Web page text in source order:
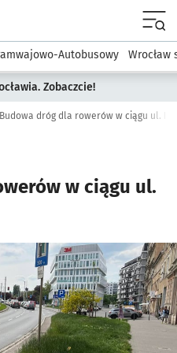
podserwis:
Autobusowy Wrocław
Zobaczcie!
Budowa dróg dla rowerów w ciągu ul.
w ciągu ul.